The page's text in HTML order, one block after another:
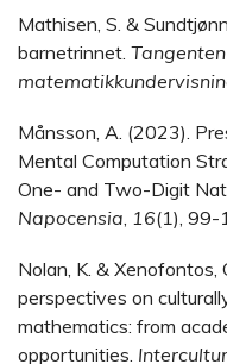
Mathisen, S. &
barnetrinnet.
Månsson, A. (2023).
Mental Computation
One- and Two-Digit
Napocensia 16(1), 99-
Nolan, K. & Xenofontos,
perspectives on
mathematics: from
opportunities.